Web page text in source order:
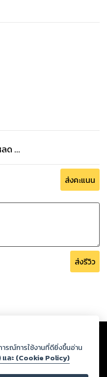
ด ...
ส่งคะแนน
ส่งรีวิว
ต์และปรากฏว่าละเมิดสิทธิใน
ฎหมายและศีลธรรม ดังนั้น ผู้อ่าน
ด้วยตนเอง และหากท่านพบว่าส่วน
แจ้งมายังบริษัท เพื่อทีมงานจะได้
ารณ์การใช้งานที่ดียิ่งขึ้นอ่าน
ละ (Cookie Policy)